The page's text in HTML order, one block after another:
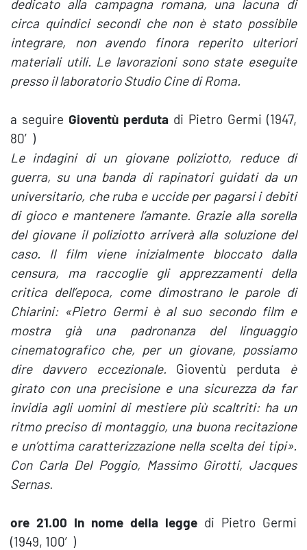
dedicato alla campagna romana, una lacuna di
circa quindici secondi che non è stato possibile
integrare, non avendo finora reperito ulteriori
materiali utili. Le lavorazioni sono state eseguite
presso il laboratorio Studio Cine di Roma.
a seguire Gioventù perduta di Pietro Germi (1947,
80′)
Le indagini di un giovane poliziotto, reduce di
guerra, su una banda di rapinatori guidati da un
universitario, che ruba e uccide per pagarsi i debiti
di gioco e mantenere l’amante. Grazie alla sorella
del giovane il poliziotto arriverà alla soluzione del
caso. Il film viene inizialmente bloccato dalla
censura, ma raccoglie gli apprezzamenti della
critica dell’epoca, come dimostrano le parole di
Chiarini: «Pietro Germi è al suo secondo film e
mostra già una padronanza del linguaggio
cinematografico che, per un giovane, possiamo
dire davvero eccezionale. Gioventù perduta è
girato con una precisione e una sicurezza da far
invidia agli uomini di mestiere più scaltriti: ha un
ritmo preciso di montaggio, una buona recitazione
e un’ottima caratterizzazione nella scelta dei tipi».
Con Carla Del Poggio, Massimo Girotti, Jacques
Sernas.
ore 21.00 In nome della legge di Pietro Germi
(1949, 100′)